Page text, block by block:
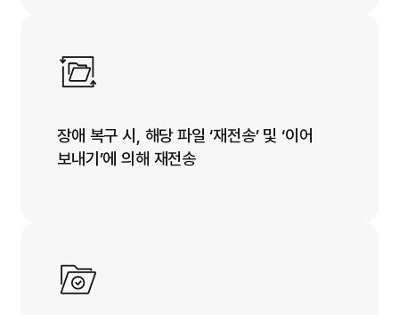
장애 복구 시, 해당 파일 ‘재전송’ 및 ‘이어
보내기’에 의해 재전송